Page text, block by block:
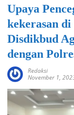
Upaya
kekerasan
Disdikbud
dengan
Redaksi
November 1,